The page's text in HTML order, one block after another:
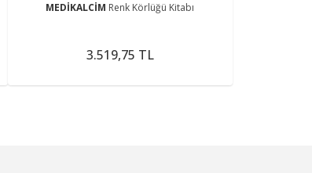
MEDİKALCİM Renk Körlüğü Kitabı
3.519,75 TL